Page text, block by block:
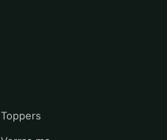
Toppers